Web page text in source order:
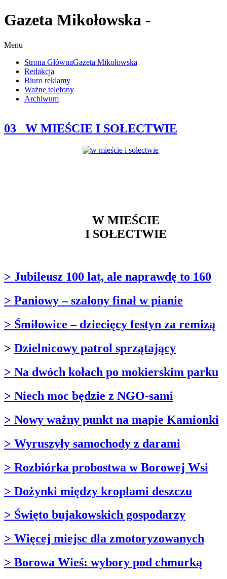
Gazeta Mikołowska -
Menu
Strona GłównaGazeta Mikołowska
Redakcja
Biuro reklamy
Ważne telefony
Archiwum
03_ W MIEŚCIE I SOŁECTWIE
W MIEŚCIE
I SOŁECTWIE
> Jubileusz 100 lat, ale naprawdę to 160
> Paniowy – szalony finał w pianie
> Śmiłowice – dziecięcy festyn za remizą
> Dzielnicowy patrol sprzątający
> Na dwóch kołach po mokierskim parku
> Niech moc będzie z NGO-sami
> Nowy ważny punkt na mapie Kamionki
> Wyruszyły samochody z darami
> Rozbiórka probostwa w Borowej Wsi
> Dożynki między kroplami deszczu
> Święto bujakowskich gospodarzy
> Więcej miejsc dla zmotoryzowanych
> Borowa Wieś: wybory pod chmurką